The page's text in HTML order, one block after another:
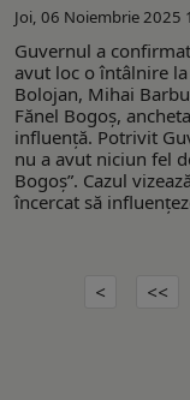
Joi, 06 Noiembrie 2025
Guvernul a
avut loc o întâlnire
Bolojan, Mihai
Fănel Bogoș,
influență. Potrivit
nu a avut niciun fel
Bogoș”. Cazul
încercat să